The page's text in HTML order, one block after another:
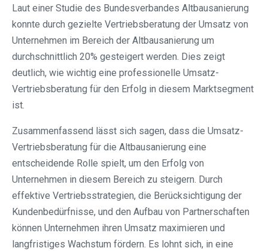
Laut einer Studie des Bundesverbandes Altbausanierung
konnte durch gezielte Vertriebsberatung der Umsatz von
Unternehmen im Bereich der Altbausanierung um
durchschnittlich 20% gesteigert werden. Dies zeigt
deutlich, wie wichtig eine professionelle Umsatz-
Vertriebsberatung für den Erfolg in diesem Marktsegment
ist.
Zusammenfassend lässt sich sagen, dass die Umsatz-
Vertriebsberatung für die Altbausanierung eine
entscheidende Rolle spielt, um den Erfolg von
Unternehmen in diesem Bereich zu steigern. Durch
effektive Vertriebsstrategien, die Berücksichtigung der
Kundenbedürfnisse, und den Aufbau von Partnerschaften
können Unternehmen ihren Umsatz maximieren und
langfristiges Wachstum fördern. Es lohnt sich, in eine